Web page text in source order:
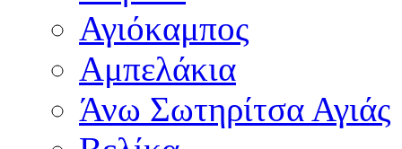
Αγιόκαμπος
Αμπελάκια
Άνω Σωτηρίτσα Αγιάς